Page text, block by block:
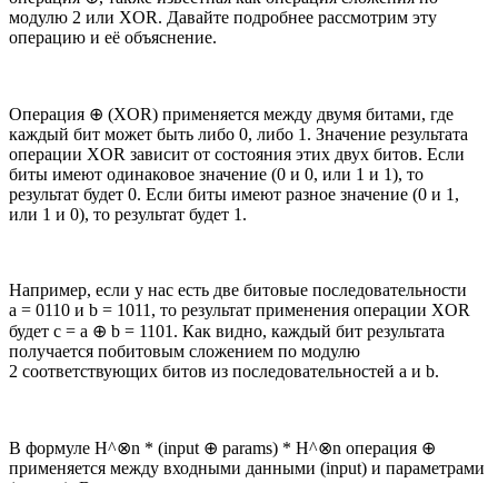
модулю 2 или XOR. Давайте подробнее рассмотрим эту
операцию и её объяснение.
Операция ⊕ (XOR) применяется между двумя битами, где
каждый бит может быть либо 0, либо 1. Значение результата
операции XOR зависит от состояния этих двух битов. Если
биты имеют одинаковое значение (0 и 0, или 1 и 1), то
результат будет 0. Если биты имеют разное значение (0 и 1,
или 1 и 0), то результат будет 1.
Например, если у нас есть две битовые последовательности
a = 0110 и b = 1011, то результат применения операции XOR
будет c = a ⊕ b = 1101. Как видно, каждый бит результата
получается побитовым сложением по модулю
2 соответствующих битов из последовательностей a и b.
В формуле H^⊗n * (input ⊕ params) * H^⊗n операция ⊕
применяется между входными данными (input) и параметрами